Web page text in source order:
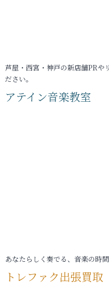
芦屋・西宮・神戸の新店舗PRや
ださい。
アテイン音楽教室
あなたらしく奏でる、音楽の時間
トレファク出張買取